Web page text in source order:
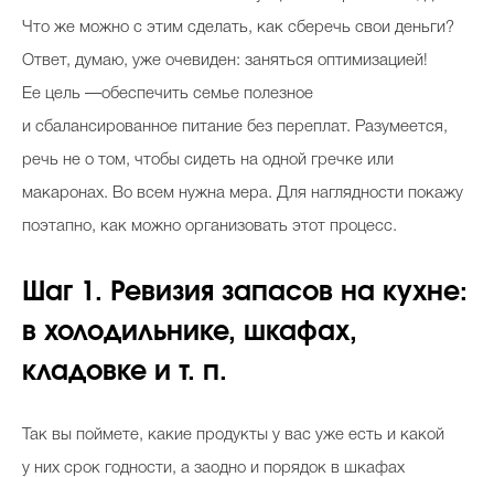
Что же можно с этим сделать, как сберечь свои деньги?
Ответ, думаю, уже очевиден: заняться оптимизацией!
Ее цель —обеспечить семье полезное
и сбалансированное питание без переплат. Разумеется,
речь не о том, чтобы сидеть на одной гречке или
макаронах. Во всем нужна мера. Для наглядности покажу
поэтапно, как можно организовать этот процесс.
Шаг 1. Ревизия запасов на кухне:
в холодильнике, шкафах,
кладовке и т. п.
Так вы поймете, какие продукты у вас уже есть и какой
у них срок годности, а заодно и порядок в шкафах